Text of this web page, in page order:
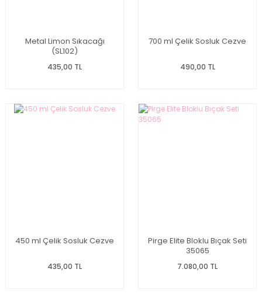
Metal Limon Sıkacağı
(SL102)
435,00 TL
700 ml Çelik Sosluk Cezve
490,00 TL
450 ml Çelik Sosluk Cezve
435,00 TL
Pirge Elite Bloklu Bıçak Seti
35065
7.080,00 TL